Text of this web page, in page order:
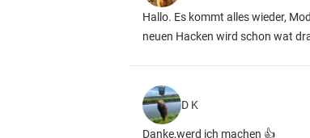
Hallo. Es kommt alles wieder,
neuen Hacken wird schon wat
D K
Danke,werd ich machen 👍